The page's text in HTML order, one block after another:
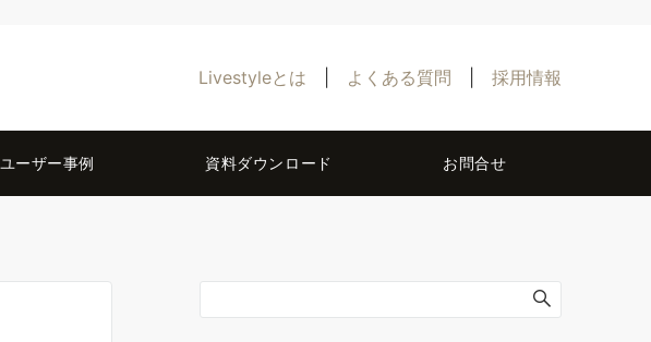
Livestyleとは よくある質問 採用情報
ユーザー事例 資料ダウンロード お問合せ